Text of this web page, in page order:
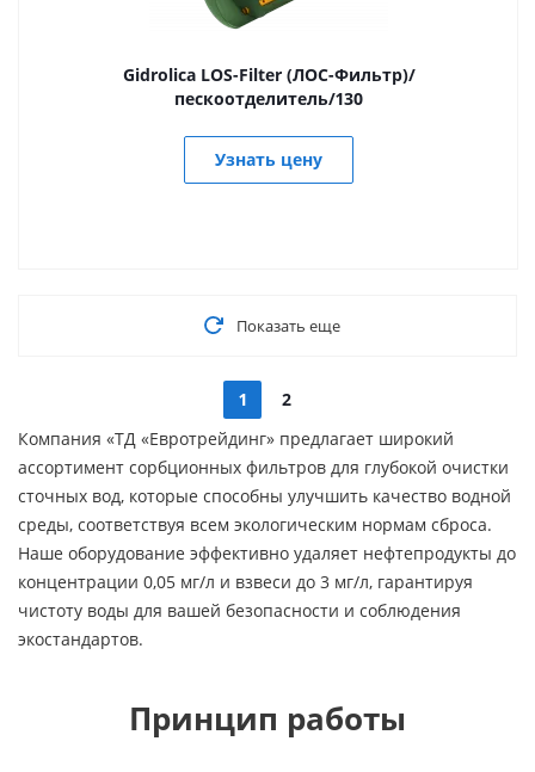
Gidrolica LOS-Filter (ЛОС-Фильтр)/
пескоотделитель/130
Узнать цену
Показать еще
1
2
Компания «ТД «Евротрейдинг» предлагает широкий
ассортимент сорбционных фильтров для глубокой очистки
сточных вод, которые способны улучшить качество водной
среды, соответствуя всем экологическим нормам сброса.
Наше оборудование эффективно удаляет нефтепродукты до
концентрации 0,05 мг/л и взвеси до 3 мг/л, гарантируя
чистоту воды для вашей безопасности и соблюдения
экостандартов.
Принцип работы